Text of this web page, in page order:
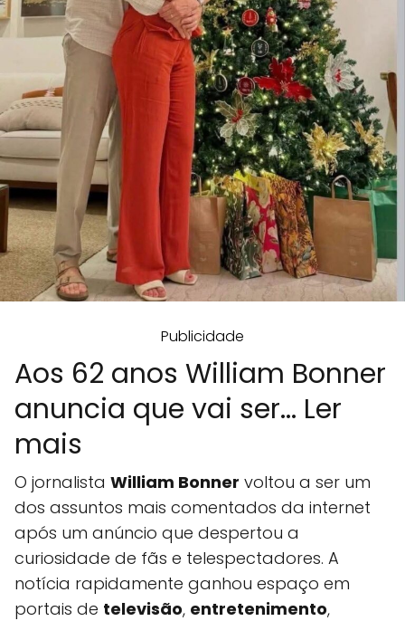
Publicidade
Aos 62 anos William Bonner
anuncia que vai ser... Ler
mais
O jornalista William Bonner voltou a ser um
dos assuntos mais comentados da internet
após um anúncio que despertou a
curiosidade de fãs e telespectadores. A
notícia rapidamente ganhou espaço em
portais de televisão, entretenimento,